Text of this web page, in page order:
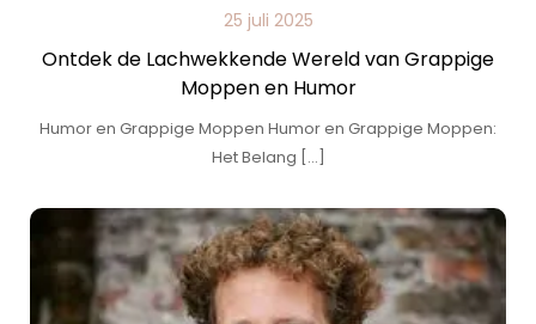
25 juli 2025
Ontdek de Lachwekkende Wereld van Grappige
Moppen en Humor
Humor en Grappige Moppen Humor en Grappige Moppen:
Het Belang […]